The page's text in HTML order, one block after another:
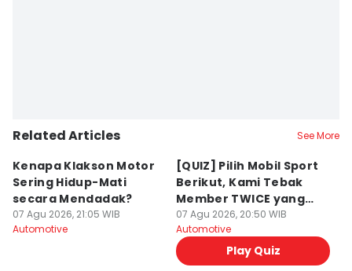
Related Articles See More
Kenapa Klakson Motor
Sering Hidup-Mati
secara Mendadak?
07 Agu 2026, 21:05 WIB
Automotive
[QUIZ] Pilih Mobil Sport
Berikut, Kami Tebak
Member TWICE yang
Menemanimu Night Ride
07 Agu 2026, 20:50 WIB
Automotive
Play Quiz